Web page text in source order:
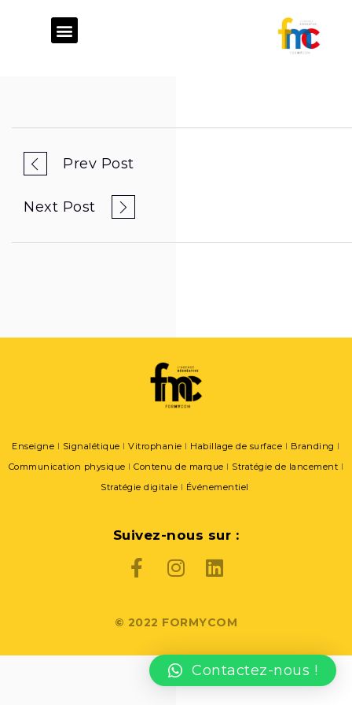
Prev Post
Next Post
Enseigne I Signalétique lVitrophanie l Habillage de surface l Branding l
Communication physique lContenu de marque l Stratégie de lancement l
Stratégie digitale l Événementiel
Suivez-nous sur :
© 2022 FORMYCOM
Contactez-nous !